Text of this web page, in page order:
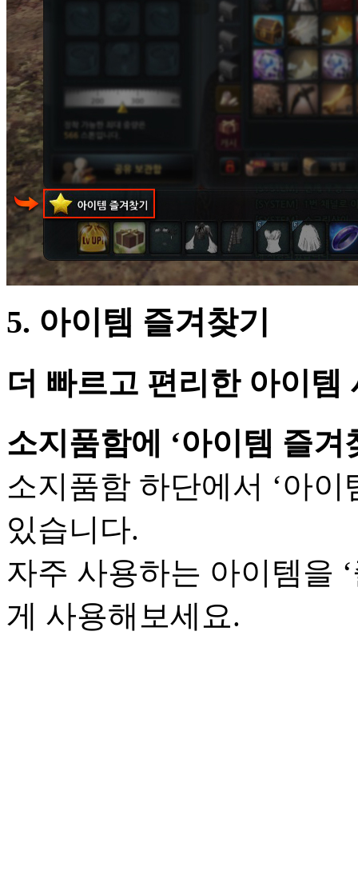
5. 아이템 즐겨찾기
더 빠르고 편리한 아이템
소지품함에 ‘아이템 즐
소지품함 하단에서 ‘아
있습니다.
자주 사용하는 아이템을
게 사용해보세요.